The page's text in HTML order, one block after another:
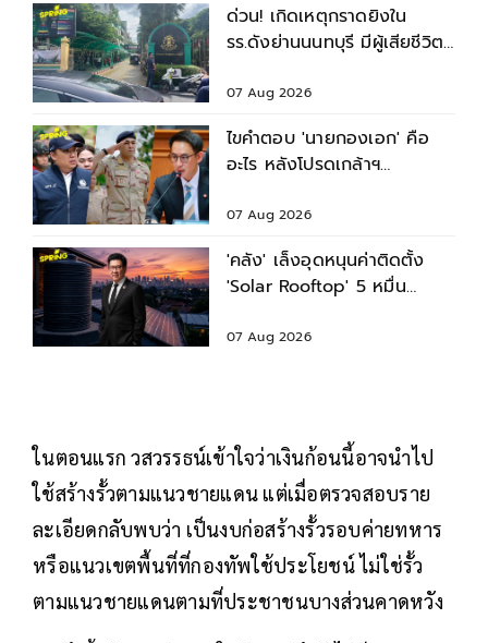
ด่วน! เกิดเหตุกราดยิงใน
รร.ดังย่านนนทบุรี มีผู้เสียชีวิต-
07 Aug 2026
ไขคำตอบ 'นายกองเอก' คือ
อะไร หลังโปรดเกล้าฯ
รมช.มหาดไทย
07 Aug 2026
'คลัง' เล็งอุดหนุนค่าติดตั้ง
'Solar Rooftop' 5 หมื่น
07 Aug 2026
ในตอนแรก วสวรรธน์เข้าใจว่าเงินก้อนนี้อาจนำไป
ใช้สร้างรั้วตามแนวชายแดน แต่เมื่อตรวจสอบราย
ละเอียดกลับพบว่า เป็นงบก่อสร้างรั้วรอบค่ายทหาร
หรือแนวเขตพื้นที่ที่กองทัพใช้ประโยชน์ ไม่ใช่รั้ว
ตามแนวชายแดนตามที่ประชาชนบางส่วนคาดหวัง